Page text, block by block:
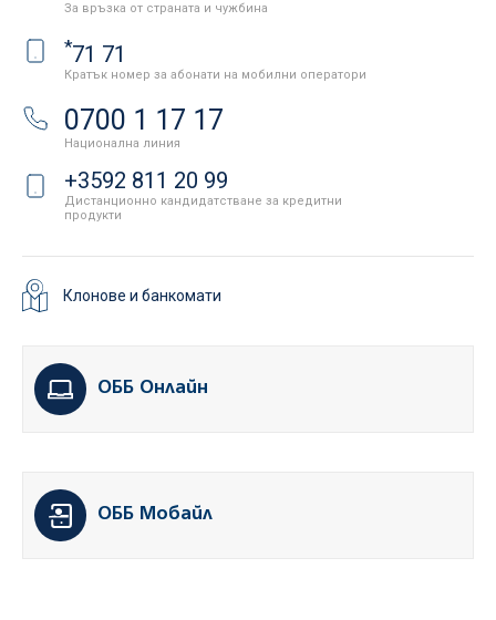
За връзка от страната и чужбина
*71 71
Кратък номер за абонати на мобилни оператори
0700 1 17 17
Национална линия
+3592 811 20 99
Дистанционно кандидатстване за кредитни
продукти
Клонове и банкомати
ОББ Онлайн
ОББ Мобайл